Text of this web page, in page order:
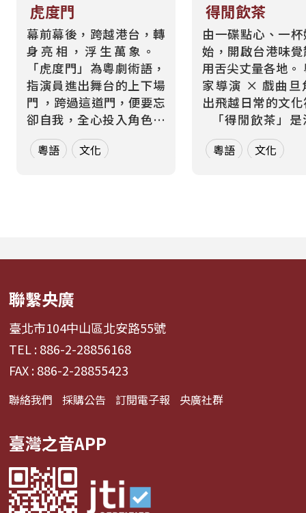
虎度門
幕前幕後，跨越港台，轉
身亮相，浮生萬象。
「虎度門」為粵劇術語，
指演員進出舞台的上下場
門 ，跨過這道門，便要忘
卻自我，全心投入角色。
而在現實生活中，每個人
也都在跨越那道屬於自己
粵語 文化
得閒飲茶
由一碟點心、一
始，開啟台港味
用舌尖丈量各地。 粵菜世
家導演 × 戲曲旦
出飛越日常的文
交中最溫暖的問
著裊裊茶香，開
家...
粵語 文化
聯繫央廣
臺北市104中山區北安路55號
TEL : 886-2-28856168
FAX : 886-2-28855423
聯絡我們 採購公告 訂閱電子報 央廣社群
臺灣之音APP